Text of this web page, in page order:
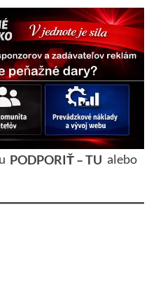
PODPORIŤ – TU alebo